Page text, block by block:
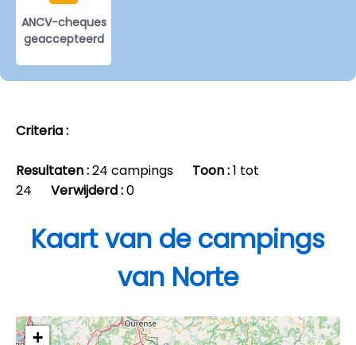
ANCV-cheques
geaccepteerd
Criteria :
Resultaten :24 campings Toon :1 tot
24 Verwijderd :0
Kaart van de campings
van Norte
+